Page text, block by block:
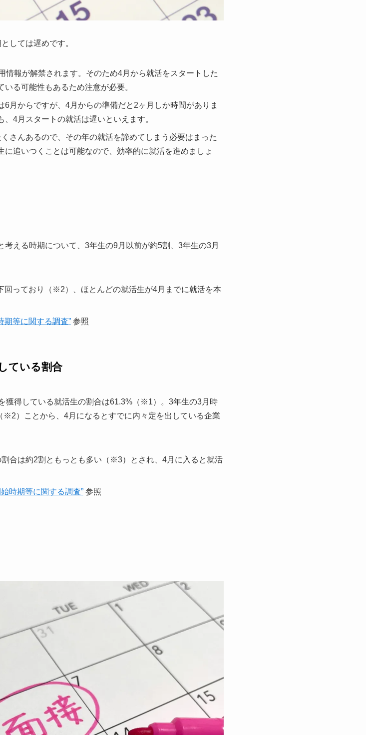
しては遅めです。
情報が解禁されます。そのため4月から就活をスタートした
る可能性もあるため注意が必要。
月からですが、4月からの準備だと2ヶ月しか時間がありま
4月スタートの就活は遅いといえます。
さんあるので、その年の就活を諦めてしまう必要はまった
追いつくことは可能なので、効率的に就活を進めましょ
える時期について、3年生の9月以前が約5割、3年生の3月
回っており（※2）、ほとんどの就活生が4月までに就活を本
期等に関する調査”参照
ている割合
獲得している就活生の割合は61.3%（※1）。3年生の3月時
※2）ことから、4月になるとすでに内々定を出している企業
合は約2割ともっとも多い（※3）とされ、4月に入ると就活
時期等に関する調査”参照